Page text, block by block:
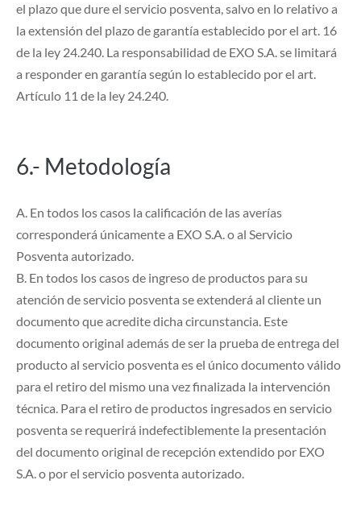
el plazo que dure el servicio posventa, salvo en lo relativo a
la extensión del plazo de garantía establecido por el art. 16
de la ley 24.240. La responsabilidad de EXO S.A. se limitará
a responder en garantía según lo establecido por el art.
Artículo 11 de la ley 24.240.
6.- Metodología
A. En todos los casos la calificación de las averías
corresponderá únicamente a EXO S.A. o al Servicio
Posventa autorizado.
B. En todos los casos de ingreso de productos para su
atención de servicio posventa se extenderá al cliente un
documento que acredite dicha circunstancia. Este
documento original además de ser la prueba de entrega del
producto al servicio posventa es el único documento válido
para el retiro del mismo una vez finalizada la intervención
técnica. Para el retiro de productos ingresados en servicio
posventa se requerirá indefectiblemente la presentación
del documento original de recepción extendido por EXO
S.A. o por el servicio posventa autorizado.